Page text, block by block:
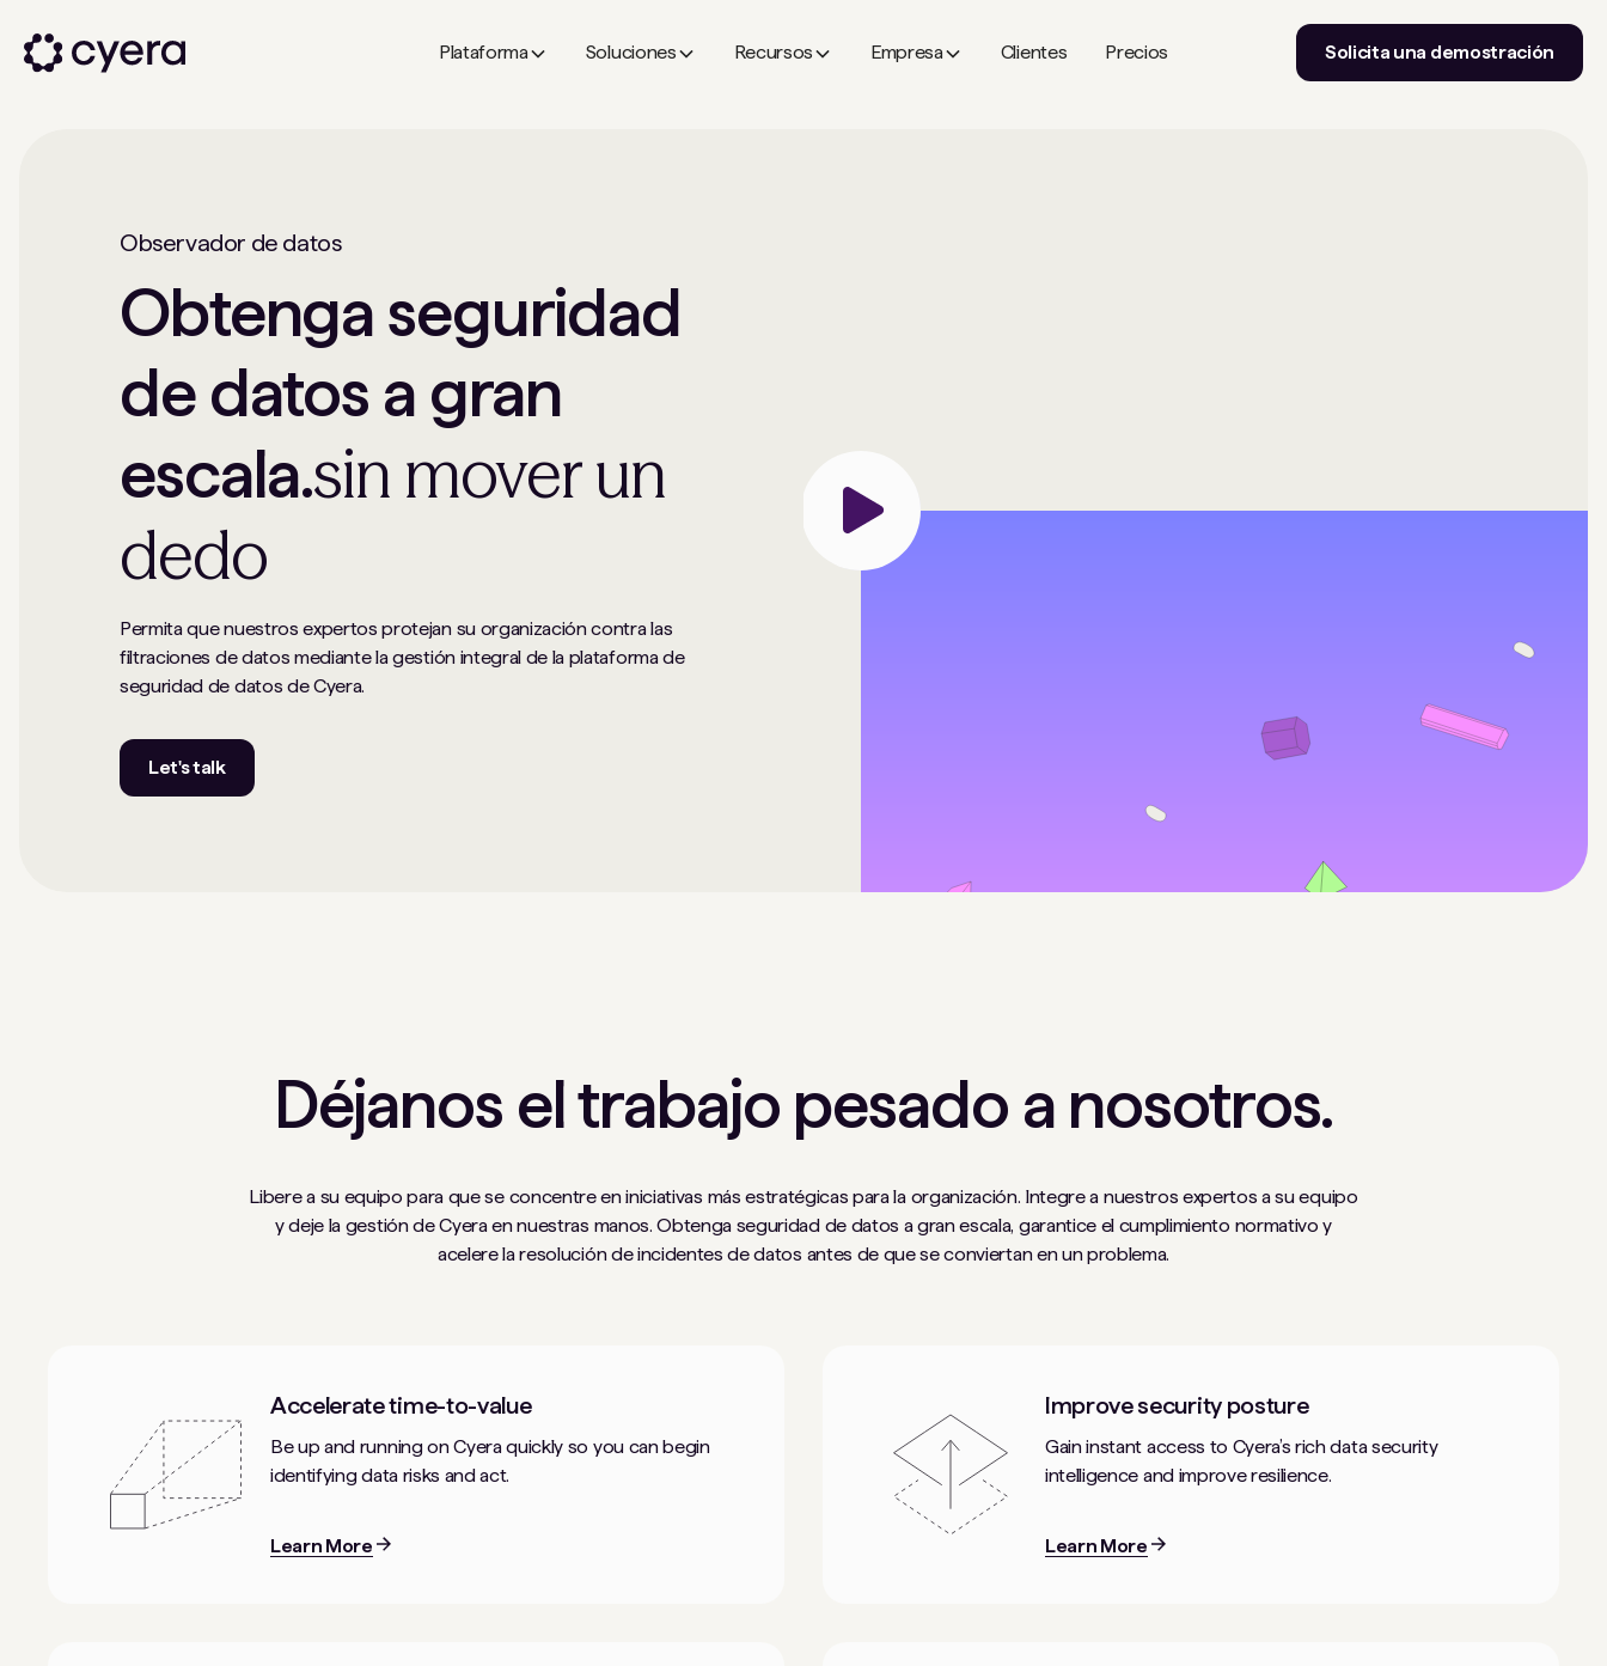
Plataforma Soluciones Recursos Empresa Clientes Precios Solicita una demostración
Observador de datos
Obtenga seguridad
de datos a gran
escala.sin mover un
dedo
Permita que nuestros expertos protejan su organización contra las
filtraciones de datos mediante la gestión integral de la plataforma de
seguridad de datos de Cyera.
Let's talk
Déjanos el trabajo pesado a nosotros.
Libere a su equipo para que se concentre en iniciativas más estratégicas para la organización. Integre a nuestros expertos a su equipo
y deje la gestión de Cyera en nuestras manos. Obtenga seguridad de datos a gran escala, garantice el cumplimiento normativo y
acelere la resolución de incidentes de datos antes de que se conviertan en un problema.
Accelerate time-to-value
Be up and running on Cyera quickly so you can begin
identifying data risks and act.
Learn More
Improve security posture
Gain instant access to Cyera’s rich data security
intelligence and improve resilience.
Learn More